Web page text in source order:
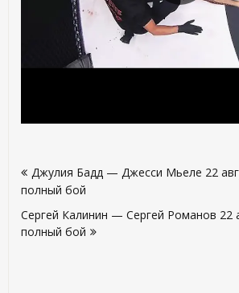
по
записям
Джулия Бадд — Джесси Мьеле 22
полный бой
Сергей Калинин — Сергей Романов 22
полный бой